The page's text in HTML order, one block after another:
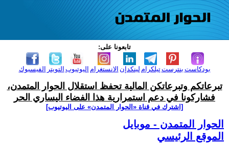
تابعونا على:
الفيسبوك التويتر اليوتيوب الانستغرام لينكدإن تيلكرامبنترست بودكاست
تبرعاتكم وتبرعاتكن المالية تحفظ استقلال الحوار المتمدن،
فشاركونا في دعم استمرارية هذا الفضاء اليساري الحر
[اشترك في قناة ‫«الحوار المتمدن» على اليوتيوب]
الحوار المتمدن - موبايل
الموقع الرئيسي